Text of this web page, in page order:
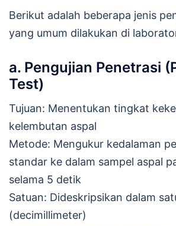
Berikut adalah beberapa jenis
yang umum dilakukan di
a. Pengujian Penetrasi
Test)
Tujuan: Menentukan tingkat
kelembutan aspal
Metode: Mengukur kedalaman
standar ke dalam sampel aspal
selama 5 detik
Satuan: Dideskripsikan dalam
(decimillimeter)